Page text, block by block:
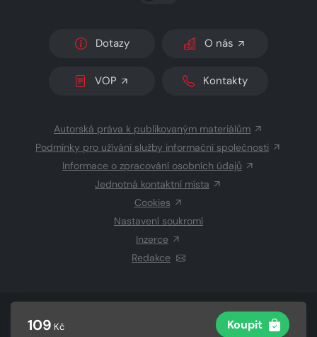
109 Kč Koupit
Dotazy O nás
VOP Kontakty
Autorská práva k publikovaným materiálům
Podmínky pro užívání služby informační společnosti
Informace o zpracování osobních údajů
Jednotná kontaktní místa
Cookies
Nastavení soukromí
Inzerce
Redakce
CZECH NEWS CENTER a.s.a dodavatelé